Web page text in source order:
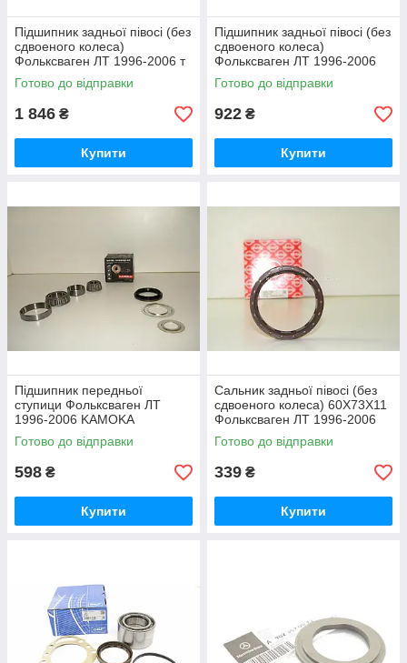
Підшипник задньої півосі (без
сдвоеного колеса)
Фольксваген ЛТ 1996-2006 т
колодок гальмівних передніх
Готово до відправки
1 846 ₴
Купити
Підшипник задньої півосі (без
сдвоеного колеса)
Фольксваген ЛТ 1996-2006
MAXGEAR (Польща)
2446/MG
Готово до відправки
922 ₴
Купити
Підшипник передньої
ступици Фольксваген ЛТ
1996-2006 KAMOKA
(Польща) 5600039
Готово до відправки
598 ₴
Купити
Сальник задньої півосі (без
сдвоеного колеса) 60X73X11
Фольксваген ЛТ 1996-2006
ELRING (Німеччина) 016620
Готово до відправки
339 ₴
Купити